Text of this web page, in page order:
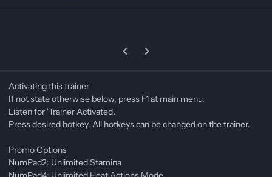
Previous carousel slide
Next carousel slide
Activating this trainer
If not state otherwise below, press F1 at main menu.
Listen for 'Trainer Activated'.
Press desired hotkey. All hotkeys can be changed on the trainer.
Promo Options
NumPad2: Unlimited Stamina